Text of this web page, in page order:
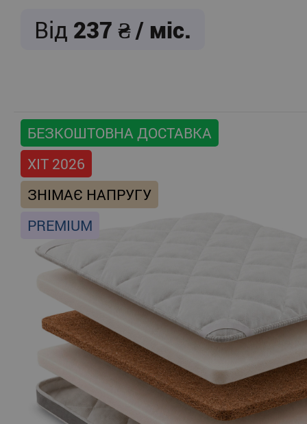
Від 237 / міс.
БЕЗКОШТОВНА ДОСТАВКА
ХІТ 2026
ЗНІМАЄ НАПРУГУ
PREMIUM